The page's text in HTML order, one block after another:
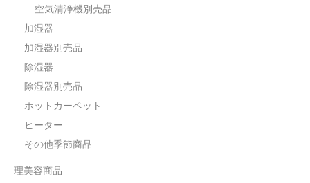
空気清浄機別売品
加湿器
加湿器別売品
除湿器
除湿器別売品
ホットカーペット
ヒーター
その他季節商品
理美容商品